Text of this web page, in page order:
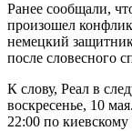
Ранее сообщали,
произошел
немецкий
после словесного
К слову, Реал в
воскресенье, 10
22:00 по